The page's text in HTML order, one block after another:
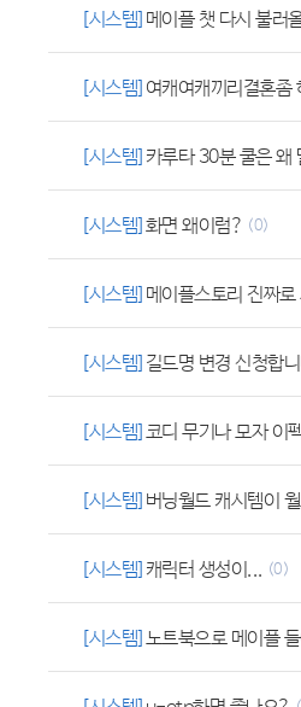
[시스템] 메이플 챗 다시 불러
[시스템] 여캐여캐끼리결혼좀
[시스템] 카루타 30분 쿨은 왜
[시스템] 화면 왜이럼? (0)
[시스템] 메이플스토리 진짜
[시스템] 길드명 변경 신청합
[시스템] 코디 무기나 모자 이
[시스템] 버닝월드 캐시템이
[시스템] 캐릭터 생성이... (0)
[시스템] 노트북으로 메이플